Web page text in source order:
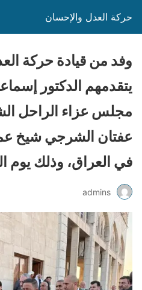
حركة العدل والإحسان
وفد من قيادة حركة
يتقدمهم الدكتور
مجلس عزاء الراحل
عفتان الشرجي شيخ
في العراق، وذلك يوم السبت
admins